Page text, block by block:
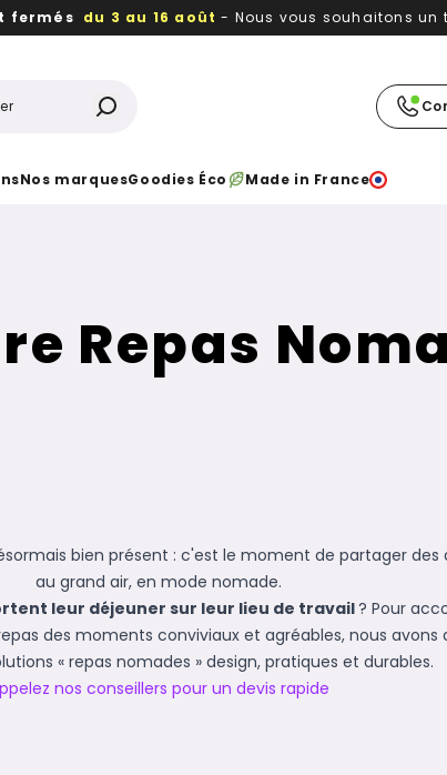
fermés du 3 au 16 août - Nous vous souhaitons un
Nos marquesGoodies Éco Made in France
Repas
bien présent : c'est le moment de partager des
au grand air, en mode nomade.
leur déjeuner sur leur lieu de travail? Pour
des moments conviviaux et agréables, nous avons
« repas nomades » design, pratiques et durables.
nos conseillers pour un devis rapide